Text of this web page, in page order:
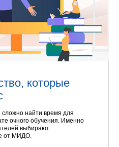
которые
найти время для
очного обучения. Именно
выбирают
от МИДО.